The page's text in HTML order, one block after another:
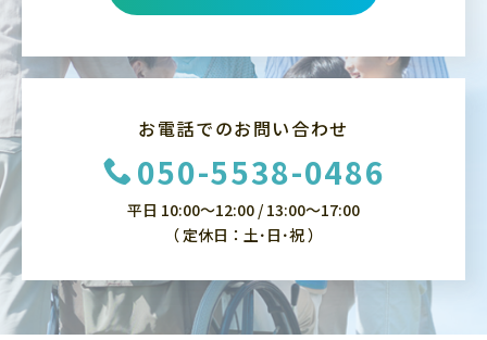
お電話でのお問い合わせ
050-5538-0486
平日 10:00～12:00 / 13:00～17:00
（ 定休日：土･日･祝 ）